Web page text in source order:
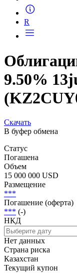
Скачать
В буфер обмена
Статус
Погашена
Объем
15 000 000 USD
Размещение
***
Погашение (оферта)
*** (-)
НКД